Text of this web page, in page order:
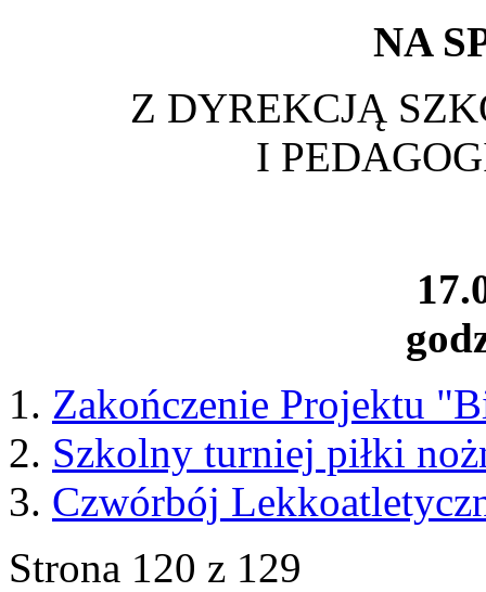
NA
Z DYREKCJĄ
I
Zakończenie Projektu
Szkolny turniej piłki
Czwórbój
Strona 120 z 129